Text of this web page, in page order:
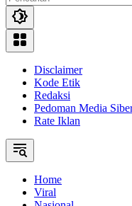
Disclaimer
Kode Etik
Redaksi
Pedoman Media
Rate Iklan
Home
Viral